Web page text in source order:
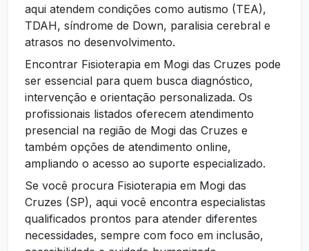
aqui atendem condições como autismo (TEA),
TDAH, síndrome de Down, paralisia cerebral e
atrasos no desenvolvimento.
Encontrar Fisioterapia em Mogi das Cruzes pode
ser essencial para quem busca diagnóstico,
intervenção e orientação personalizada. Os
profissionais listados oferecem atendimento
presencial na região de Mogi das Cruzes e
também opções de atendimento online,
ampliando o acesso ao suporte especializado.
Se você procura Fisioterapia em Mogi das
Cruzes (SP), aqui você encontra especialistas
qualificados prontos para atender diferentes
necessidades, sempre com foco em inclusão,